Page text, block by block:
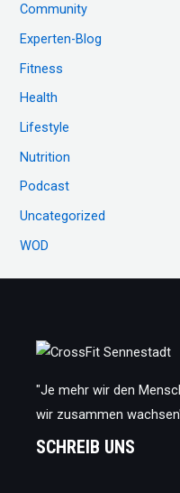
n
a
c
h
:
Community
Experten-Blog
Fitness
Health
Lifestyle
Nutrition
Podcast
Uncategorized
WOD
"Je mehr wir den
wir zusammen
SCHREIB UNS